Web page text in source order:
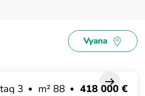
Vyana
€ 418 000
88 m²
3 otaq